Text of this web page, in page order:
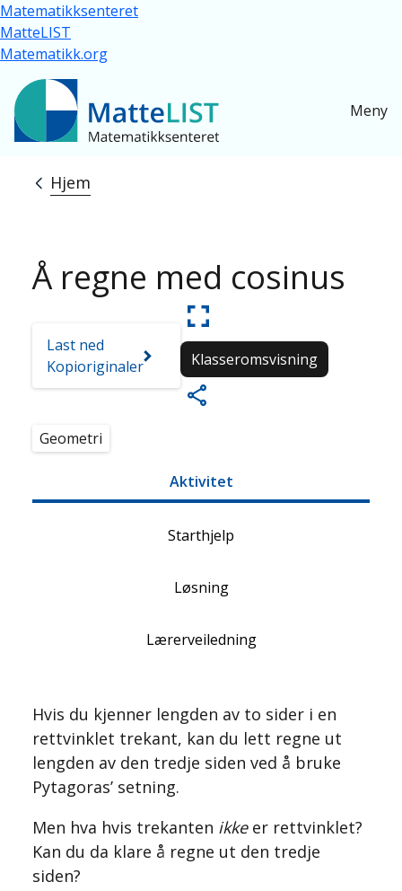
Hopp til hovedinnhold
Matematikksenteret
MatteLIST
Matematikk.org
Meny
Navigasjonssti
Hjem
Å regne med cosinus
Last ned
Kopioriginaler
Klasseromsvisning
Geometri
Aktivitet
Starthjelp
Løsning
Lærerveiledning
Hvis du kjenner lengden av to sider i en
rettvinklet trekant, kan du lett regne ut
lengden av den tredje siden ved å bruke
Pytagoras’ setning.
Men hva hvis trekanten ikkeer rettvinklet?
Kan du da klare å regne ut den tredje
siden?